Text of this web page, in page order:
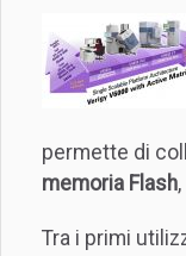
permette di
memoria Flash
Tra i primi